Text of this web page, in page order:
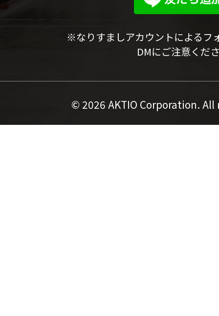
※なりすましアカウントによるフ
DMにご注意くだ
© 2026 AKTIO Corporation.